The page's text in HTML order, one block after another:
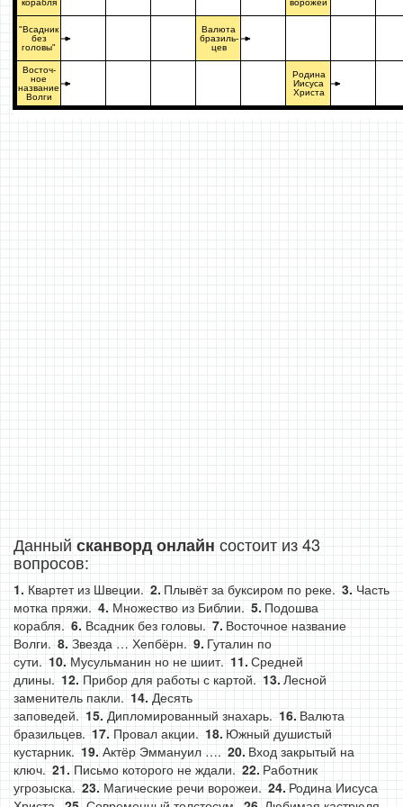
корабля
"Всадник
без
головы"
Восточ-
ное
название
Волги
Валюта
бразиль-
цев
ворожеи
Родина
Иисуса
Христа
Данный сканворд онлайн состоит из 43
вопросов:
Квартет из Швеции. Плывёт за буксиром по реке.
Часть
мотка пряжи.
Множество из Библии.
Подошва
корабля.
Всадник без головы.
Восточное название
Волги.
Звезда … Хепбёрн.
Гуталин по
сути.
Мусульманин но не шиит.
Средней
длины.
Прибор для работы с картой.
Лесной
заменитель пакли.
Десять
заповедей.
Дипломированный знахарь.
Валюта
бразильцев.
Провал акции.
Южный душистый
кустарник.
Актёр Эммануил ….
Вход закрытый на
ключ.
Письмо которого не ждали.
Работник
угрозыска.
Магические речи ворожеи.
Родина Иисуса